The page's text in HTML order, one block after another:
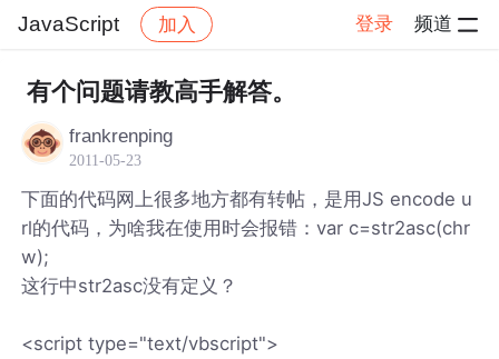
JavaScript 加入 登录 频道
社区 JavaScript 帖子详情
有个问题请教高手解答。
frankrenping
2011-05-23
下面的代码网上很多地方都有转帖，是用JS encode u
rl的代码，为啥我在使用时会报错：var c=str2asc(chr
w);
这行中str2asc没有定义？
<script type="text/vbscript">